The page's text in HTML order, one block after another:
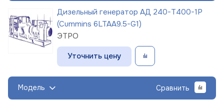
Дизельный генератор АД 240-Т400-1Р
(Cummins 6LTAA9.5-G1)
ЭТРО
Уточнить цену
Модель Сравнить